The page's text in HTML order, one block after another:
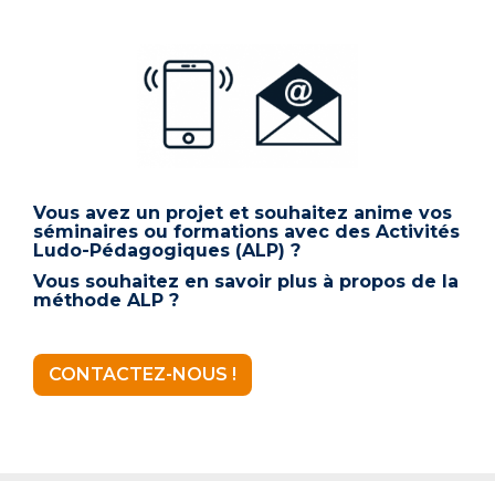
Vous avez un projet et souhaitez anime vos
séminaires ou formations avec des Activités
Ludo-Pédagogiques (ALP) ?
Vous souhaitez en savoir plus à propos de la
méthode ALP ?
CONTACTEZ-NOUS !